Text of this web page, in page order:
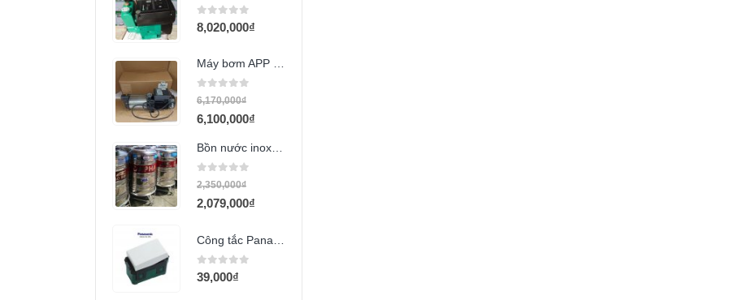
0out of 5
8,020,000₫
Máy bơm APP MT-84T 2HP 380v
0 out of 5
6,170,000₫
6,100,000₫
Bồn nước inox Dapha 500L đứng
0 out of 5
2,350,000₫
2,079,000₫
0out of 5
39,000₫